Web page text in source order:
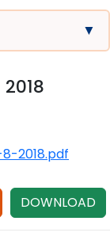
▼
2018.pdf
DOWNLOAD